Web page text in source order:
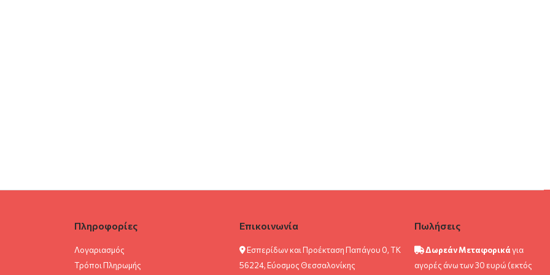
Πληροφορίες
Λογαριασμός
Τρόποι Πληρωμής
Επικοινωνία
Εσπερίδων και Προέκταση Παπάγου 0, ΤΚ
56224, Εύοσμος Θεσσαλονίκης
Πωλήσεις
Δωρεάν Μεταφορικάγια
αγορές άνω των 30 ευρώ (εκτός